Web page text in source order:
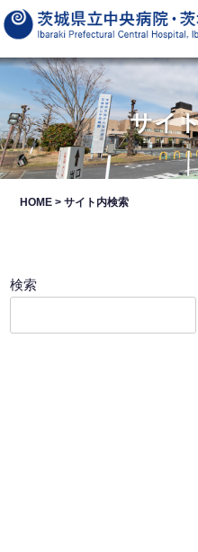
サイ
HOME >サイト内検索
検索